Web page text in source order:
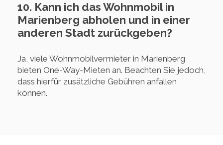
10. Kann ich das Wohnmobil in
Marienberg abholen und in einer
anderen Stadt zurückgeben?
Ja, viele Wohnmobilvermieter in Marienberg
bieten One-Way-Mieten an. Beachten Sie jedoch,
dass hierfür zusätzliche Gebühren anfallen
können.